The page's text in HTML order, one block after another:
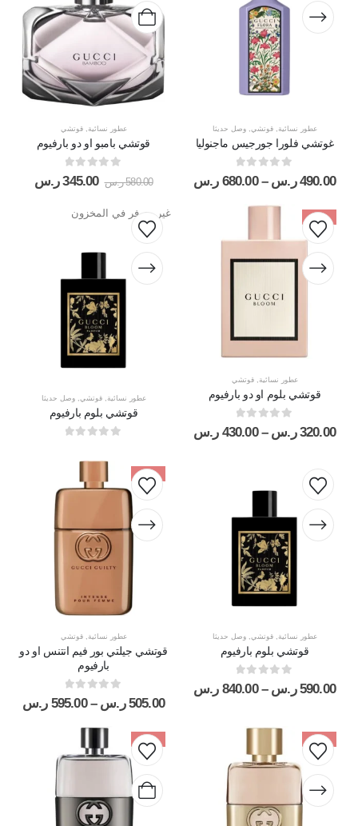
عطور نسائية ,قوتشي ,وصل حديثا
غوتشي فلورا جورجيس ماجنوليا
490.00 ر.س –
680.00 ر.س
عطور نسائية ,قوتشي
قوتشي بامبو او دو بارفيوم
580.00 ر.س 345.00 ر.س
-32%
عطور نسائية ,قوتشي
قوتشي بلوم او دو بارفيوم
320.00 ر.س –
430.00 ر.س
غير متوفر في المخزون
عطور نسائية ,قوتشي ,وصل حديثا
قوتشي بلوم بارفيوم
عطور نسائية ,قوتشي ,وصل حديثا
قوتشي بلوم بارفيوم
590.00 ر.س –
840.00 ر.س
-15%
عطور نسائية ,قوتشي
قوتشي جيلتي بور فيم انتنس او دو
بارفيوم
505.00 ر.س –
595.00 ر.س
-31%
-33%